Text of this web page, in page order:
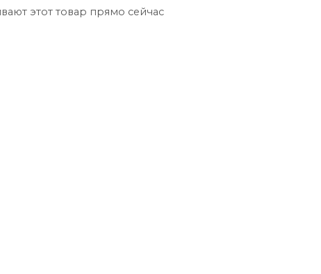
этот товар прямо сейчас